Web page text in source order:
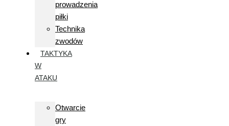
prowadzenia
piłki
Technika
zwodów
TAKTYKA
W
ATAKU
Otwarcie
gry